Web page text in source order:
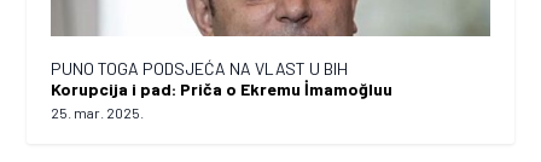
PUNO TOGA PODSJEĆA NA VLAST U BIH
Korupcija i pad: Priča o Ekremu İmamoğluu
25. mar. 2025.